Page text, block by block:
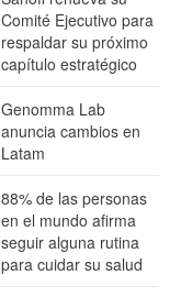
Comité Ejecutivo para
respaldar su próximo
capítulo estratégico
Genomma Lab
anuncia cambios en
Latam
88% de las personas
en el mundo afirma
seguir alguna rutina
para cuidar su salud